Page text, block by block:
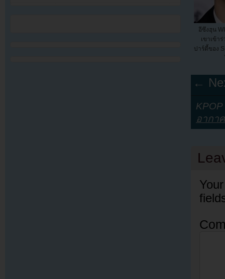
อีซึงฮุน
เขาเข้า
ปาร์ตี้ของ
←
อากาศ